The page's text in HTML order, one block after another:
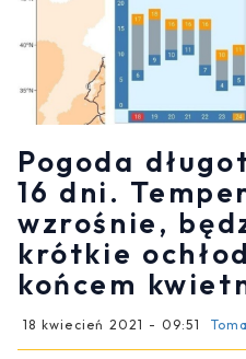
Pogoda
16 dni.
wzrośnie,
krótkie
końcem
18 kwiecień 2021 - 09:51